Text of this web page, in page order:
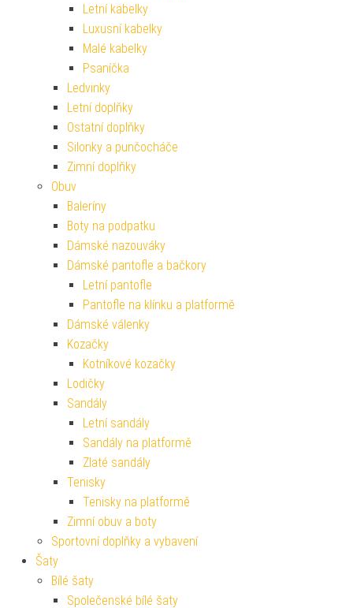
Letní kabelky
Luxusní kabelky
Malé kabelky
Psaníčka
Ledvinky
Letní doplňky
Ostatní doplňky
Silonky a punčocháče
Zimní doplňky
Obuv
Baleríny
Boty na podpatku
Dámské nazouváky
Dámské pantofle a bačkory
Letní pantofle
Pantofle na klínku a platformě
Dámské válenky
Kozačky
Kotníkové kozačky
Lodičky
Sandály
Letní sandály
Sandály na platformě
Zlaté sandály
Tenisky
Tenisky na platformě
Zimní obuv a boty
Sportovní doplňky a vybavení
Šaty
Bílé šaty
Společenské bílé šaty